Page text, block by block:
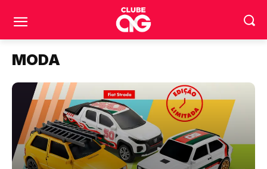
MODA